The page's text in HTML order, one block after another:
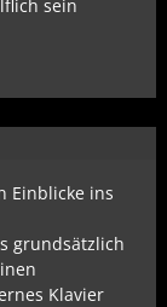
sein
Einblicke ins
grundsätzlich
Klavier